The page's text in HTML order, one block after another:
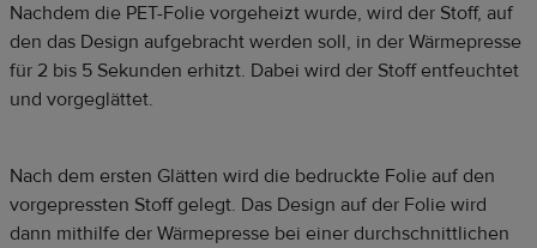
Nachdem die PET-Folie vorgeheizt wurde, wird der Stoff, auf
den das Design aufgebracht werden soll, in der Wärmepresse
für 2 bis 5 Sekunden erhitzt. Dabei wird der Stoff entfeuchtet
und vorgeglättet.
Nach dem ersten Glätten wird die bedruckte Folie auf den
vorgepressten Stoff gelegt. Das Design auf der Folie wird
dann mithilfe der Wärmepresse bei einer durchschnittlichen